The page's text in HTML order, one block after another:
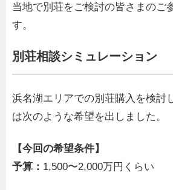
当地で別荘をご検討の皆さまのご
す。
別荘相談シミュレーション
浜名湖エリアでの別荘購入を検討
は次のような希望を出しました。
【今回の希望条件】
予算： 1,500〜2,000万円くらい